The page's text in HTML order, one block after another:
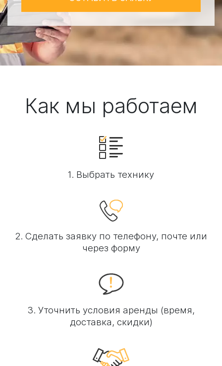
Как мы работаем
1. Выбрать технику
2. Сделать заявку по телефону, почте или
через форму
3. Уточнить условия аренды (время,
доставка, скидки)